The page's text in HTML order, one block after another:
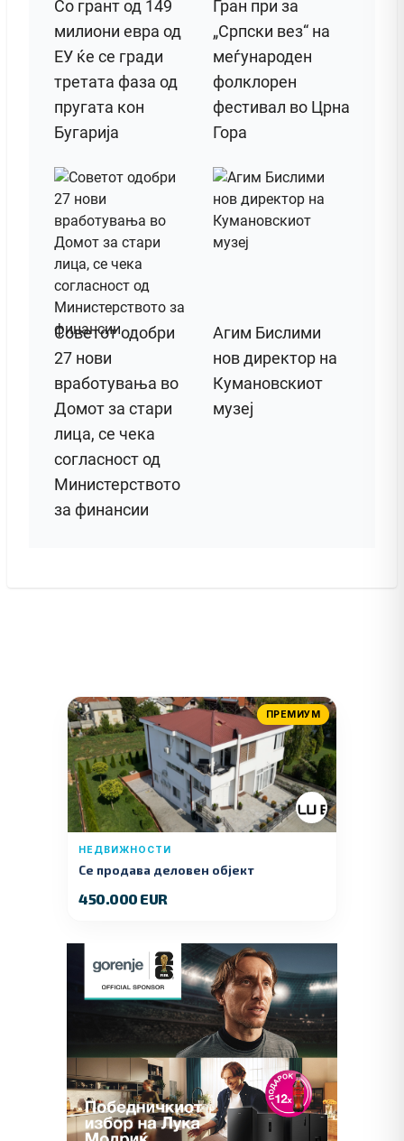
Со грант од 149
милиони евра од
ЕУ ќе се гради
третата фаза од
пругата кон
Бугарија
Гран при за
„Српски вез“ на
меѓународен
фолклорен
фестивал во Црна
Гора
Советот одобри
27 нови
вработувања во
Домот за стари
лица, се чека
согласност од
Министерството
за финансии
Агим Бислими
нов директор на
Кумановскиот
музеј
ПРЕМИУМ
НЕДВИЖНОСТИ
Се продава деловен објект
450.000 EUR